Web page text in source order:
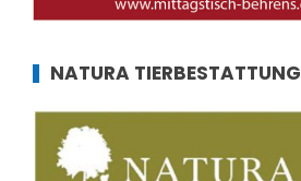
NATURA TIERBESTATTUNG